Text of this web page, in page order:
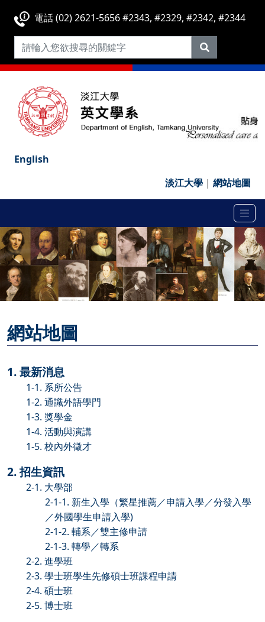
電話 (02) 2621-5656 #2343, #2329, #2342, #2344
English
淡江大學 | 網站地圖
網站地圖
1. 最新消息
1-1. 系所公告
1-2. 通識外語學門
1-3. 獎學金
1-4. 活動與演講
1-5. 校內外徵才
2. 招生資訊
2-1. 大學部
2-1-1. 新生入學（繁星推薦／申請入學／分發入學
／外國學生申請入學)
2-1-2. 輔系／雙主修申請
2-1-3. 轉學／轉系
2-2. 進學班
2-3. 學士班學生先修碩士班課程申請
2-4. 碩士班
2-5. 博士班